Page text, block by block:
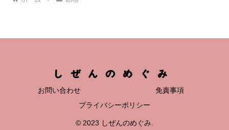
しぜんのめぐみ
お問い合わせ
免責事項
プライバシーポリシー
© 2023 しぜんのめぐみ.